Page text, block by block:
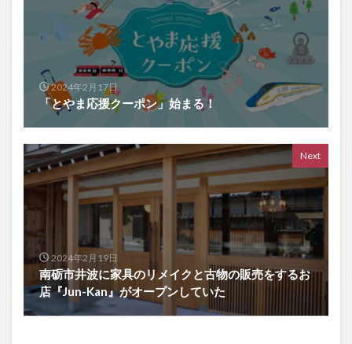
2024年2月17日
「とやま応援クーポン」始まる！
Next
2024年2月19日
南砺市井波に家具のリメイクと古物の販売をするお
店『Jun-Kan』がオープンしていた